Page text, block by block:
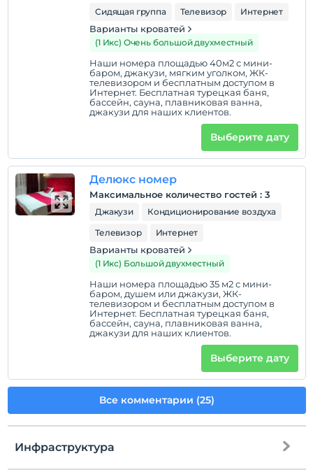
Сидящая группа
Телевизор Интернет
Варианты кроватей
(1 Икс) Очень большой двухместный
Наши номера площадью 40м2 с мини-
баром, джакузи, мягким уголком, ЖК-
телевизором и бесплатным доступом в
Интернет. Бесплатная турецкая баня,
бассейн, сауна, плавниковая ванна,
джакузи для наших клиентов.
Выберите дату
Делюкс номер
Максимальное количество гостей : 3
Джакузи
Кондиционирование воздуха
Телевизор
Интернет
Варианты кроватей
(1 Икс) Большой двухместный
Наши номера площадью 35 м2 с мини-
баром, душем или джакузи, ЖК-
телевизором и бесплатным доступом в
Интернет. Бесплатная турецкая баня,
бассейн, сауна, плавниковая ванна,
джакузи для наших клиентов.
Выберите дату
Все комментарии (25)
Инфраструктура